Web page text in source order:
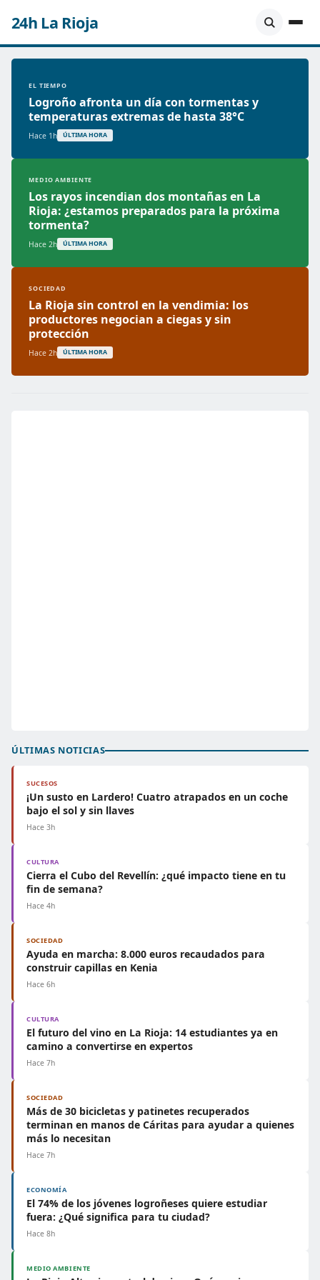
24h La Rioja
EL TIEMPO
Logroño afronta un día con tormentas y
temperaturas extremas de hasta 38°C
Hace 1h ÚLTIMA HORA
MEDIO AMBIENTE
Los rayos incendian dos montañas en La
Rioja: ¿estamos preparados para la próxima
tormenta?
Hace 2h ÚLTIMA HORA
SOCIEDAD
La Rioja sin control en la vendimia: los
productores negocian a ciegas y sin
protección
Hace 2h ÚLTIMA HORA
ÚLTIMAS NOTICIAS
SUCESOS
¡Un susto en Lardero! Cuatro atrapados en un coche
bajo el sol y sin llaves
Hace 3h
CULTURA
Cierra el Cubo del Revellín: ¿qué impacto tiene en tu
fin de semana?
Hace 4h
SOCIEDAD
Ayuda en marcha: 8.000 euros recaudados para
construir capillas en Kenia
Hace 6h
CULTURA
El futuro del vino en La Rioja: 14 estudiantes ya en
camino a convertirse en expertos
Hace 7h
SOCIEDAD
Más de 30 bicicletas y patinetes recuperados
terminan en manos de Cáritas para ayudar a quienes
más lo necesitan
Hace 7h
ECONOMÍA
El 74% de los jóvenes logroñeses quiere estudiar
fuera: ¿Qué significa para tu ciudad?
Hace 8h
MEDIO AMBIENTE